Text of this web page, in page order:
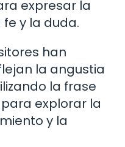
expresar la
y la duda.
han
la angustia
la frase
explorar la
y la